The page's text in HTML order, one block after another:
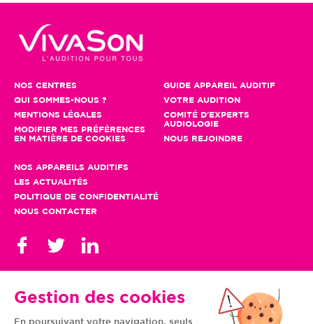
Gestion des cookies
En poursuivant votre navigation, seuls
NOS CENTRES
QUI SOMMES-NOUS ?
MENTIONS LÉGALES
MODIFIER MES PRÉFÉRENCES
EN MATIÈRE DE COOKIES
GUIDE APPAREIL AUDITIF
VOTRE AUDITION
COMITÉ D'EXPERTS
AUDIOLOGIE
NOUS REJOINDRE
NOS APPAREILS AUDITIFS
LES ACTUALITÉS
POLITIQUE DE CONFIDENTIALITÉ
NOUS CONTACTER